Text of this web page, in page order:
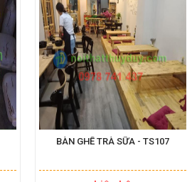
BÀN GHẾ TRÀ SỮA - TS107